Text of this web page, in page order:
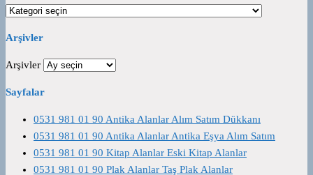
Arşivler
Arşivler
Sayfalar
0531 981 01 90 Antika Alanlar Alım Satım Dükkanı
0531 981 01 90 Antika Alanlar Antika Eşya Alım Satım
0531 981 01 90 Kitap Alanlar Eski Kitap Alanlar
0531 981 01 90 Plak Alanlar Taş Plak Alanlar